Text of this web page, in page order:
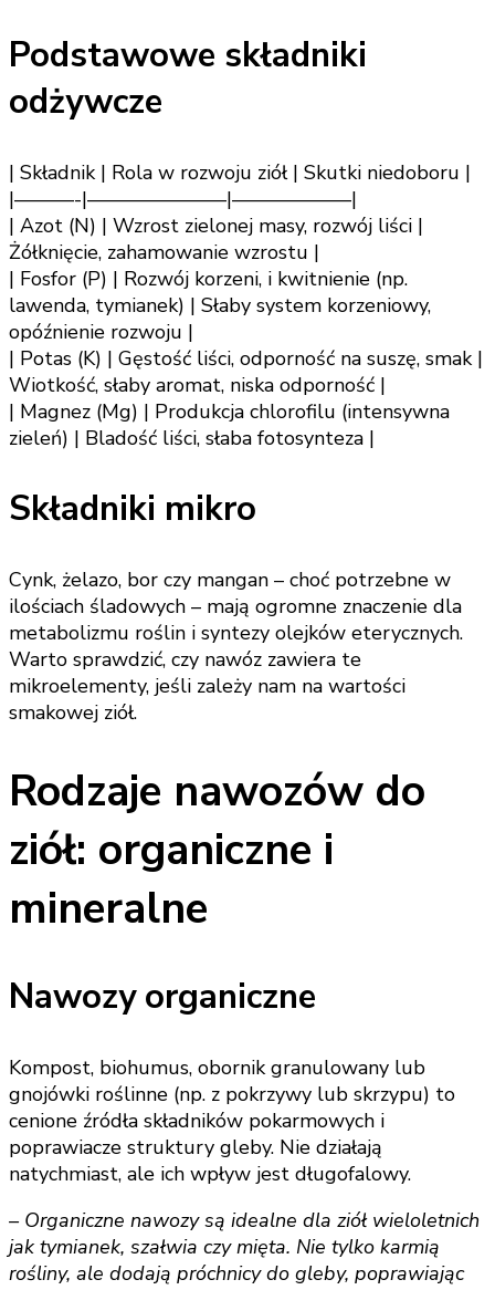
Podstawowe składniki
odżywcze
| Składnik | Rola w rozwoju ziół | Skutki niedoboru |
|———-|———————|——————|
| Azot (N) | Wzrost zielonej masy, rozwój liści |
Żółknięcie, zahamowanie wzrostu |
| Fosfor (P) | Rozwój korzeni, i kwitnienie (np.
lawenda, tymianek) | Słaby system korzeniowy,
opóźnienie rozwoju |
| Potas (K) | Gęstość liści, odporność na suszę, smak |
Wiotkość, słaby aromat, niska odporność |
| Magnez (Mg) | Produkcja chlorofilu (intensywna
zieleń) | Bladość liści, słaba fotosynteza |
Składniki mikro
Cynk, żelazo, bor czy mangan – choć potrzebne w
ilościach śladowych – mają ogromne znaczenie dla
metabolizmu roślin i syntezy olejków eterycznych.
Warto sprawdzić, czy nawóz zawiera te
mikroelementy, jeśli zależy nam na wartości
smakowej ziół.
Rodzaje nawozów do
ziół: organiczne i
mineralne
Nawozy organiczne
Kompost, biohumus, obornik granulowany lub
gnojówki roślinne (np. z pokrzywy lub skrzypu) to
cenione źródła składników pokarmowych i
poprawiacze struktury gleby. Nie działają
natychmiast, ale ich wpływ jest długofalowy.
– Organiczne nawozy są idealne dla ziół wieloletnich
jak tymianek, szałwia czy mięta. Nie tylko karmią
rośliny, ale dodają próchnicy do gleby, poprawiając